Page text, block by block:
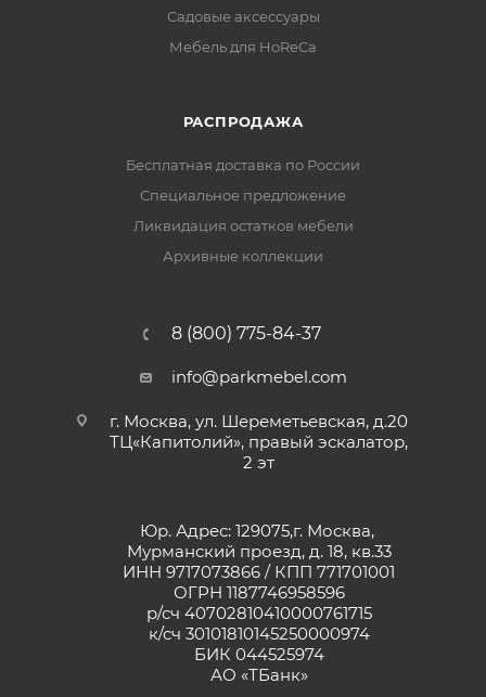
Садовые аксессуары
Мебель для HoReCa
РАСПРОДАЖА
Бесплатная доставка по России
Специальное предложение
Ликвидация остатков мебели
Архивные коллекции
8 (800) 775-84-37
info@parkmebel.com
г. Москва, ул. Шереметьевская, д.20
ТЦ«Капитолий», правый эскалатор,
2 эт
Юр. Адрес: 129075,г. Москва,
Мурманский проезд, д. 18, кв.33
ИНН 9717073866 / КПП 771701001
ОГРН 1187746958596
р/сч 40702810410000761715
к/сч 30101810145250000974
БИК 044525974
АО «ТБанк»